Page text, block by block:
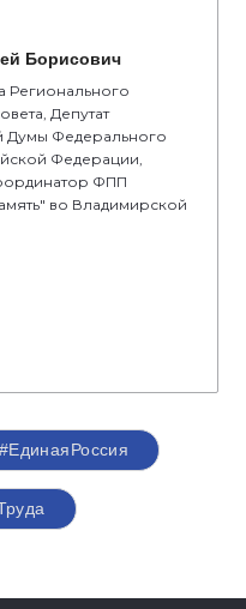
Борисович
Регионального
Депутат
Думы Федерального
Федерации,
ФПП
во Владимирской
#‎ЕдинаяРоссия